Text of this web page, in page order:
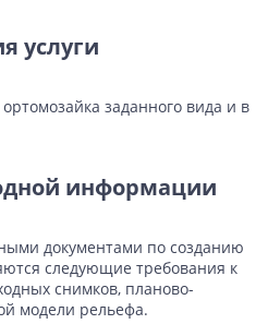
услуги
заданного вида и в
информации
документами по созданию
следующие требования к
снимков, планово-
модели рельефа.